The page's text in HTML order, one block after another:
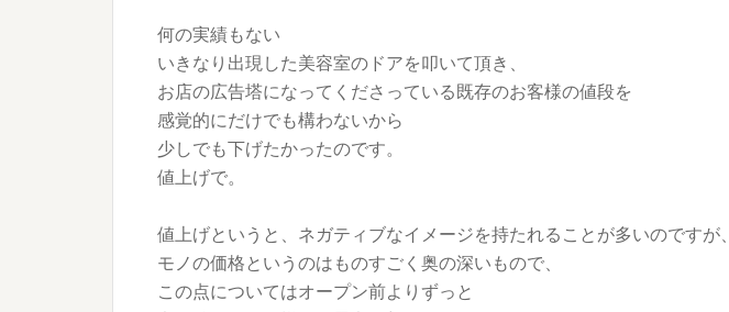
何の実績もない
いきなり出現した美容室のドアを叩いて頂き、
お店の広告塔になってくださっている既存のお客様の値段を
感覚的にだけでも構わないから
少しでも下げたかったのです。
値上げで。
値上げというと、ネガティブなイメージを持たれることが多いのですが、
モノの価格というのはものすごく奥の深いもので、
この点についてはオープン前よりずっと